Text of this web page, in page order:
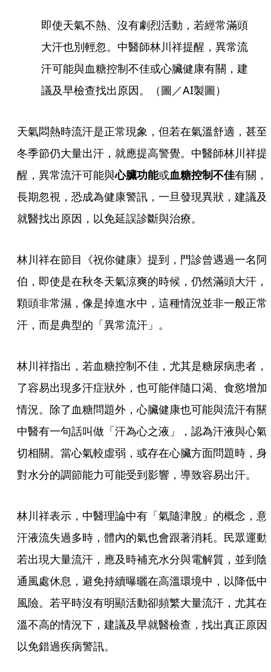
即使天氣不熱、沒有劇烈活動，若經常滿頭
大汗也別輕忽。中醫師林川祥提醒，異常流
汗可能與血糖控制不佳或心臟健康有關，建
議及早檢查找出原因。（圖／AI製圖）
天氣悶熱時流汗是正常現象，但若在氣溫舒適，甚至
冬季節仍大量出汗，就應提高警覺。中醫師林川祥提
醒，異常流汗可能與心臟功能或血糖控制不佳有關，
長期忽視，恐成為健康警訊，一旦發現異狀，建議及
就醫找出原因，以免延誤診斷與治療。
林川祥在節目《祝你健康》提到，門診曾遇過一名阿
伯，即使是在秋冬天氣涼爽的時候，仍然滿頭大汗，
顆頭非常濕，像是掉進水中，這種情況並非一般正常
汗，而是典型的「異常流汗」。
林川祥指出，若血糖控制不佳，尤其是糖尿病患者，
了容易出現多汗症狀外，也可能伴隨口渴、食慾增加
情況。除了血糖問題外，心臟健康也可能與流汗有關
中醫有一句話叫做「汗為心之液」，認為汗液與心氣
切相關。當心氣較虛弱，或存在心臟方面問題時，身
對水分的調節能力可能受到影響，導致容易出汗。
林川祥表示，中醫理論中有「氣隨津脫」的概念，意
汗液流失過多時，體內的氣也會跟著消耗。民眾運動
若出現大量流汗，應及時補充水分與電解質，並到陰
通風處休息，避免持續曝曬在高溫環境中，以降低中
風險。若平時沒有明顯活動卻頻繁大量流汗，尤其在
溫不高的情況下，建議及早就醫檢查，找出真正原因
以免錯過疾病警訊。